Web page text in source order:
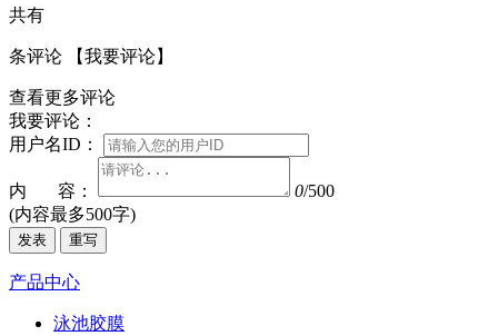
共有
条评论 【我要评论】
查看更多评论
我要评论：
用户名ID：
内 容： 0/500
(内容最多500字)
发表 重写
产品中心
泳池胶膜